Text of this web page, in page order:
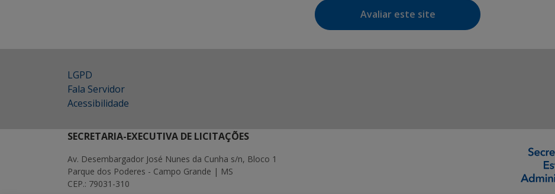
Avaliar este site
LGPD
Fala Servidor
Acessibilidade
SECRETARIA-EXECUTIVA DE LICITAÇÕES
Av. Desembargador José Nunes da Cunha s/n, Bloco 1
Parque dos Poderes - Campo Grande | MS
CEP.: 79031-310